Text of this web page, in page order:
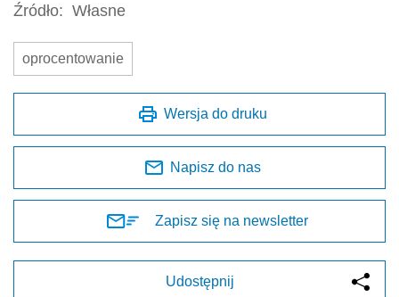
Źródło: Własne
oprocentowanie
Wersja do druku
Napisz do nas
Zapisz się na newsletter
Udostępnij